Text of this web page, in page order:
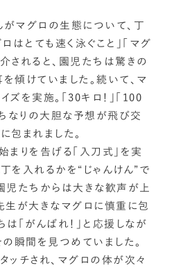
マグロの生態について、丁
はとても速く泳ぐこと」「マグ
されると、園児たちは驚きの
傾けていました。続いて、マ
を実施。「30キロ！」「100
ちなりの大胆な予想が飛び交
包まれました。
まりを告げる「入刀式」を実
を入れるかを“じゃんけん”で
児たちからは大きな歓声が上
生が大きなマグロに慎重に包
「がんばれ！」と応援しなが
の瞬間を見つめていました。
ッチされ、マグロの体が次々